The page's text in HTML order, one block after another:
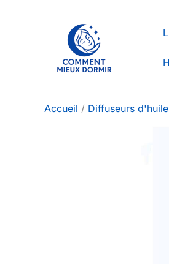
Accueil Diffuseurs